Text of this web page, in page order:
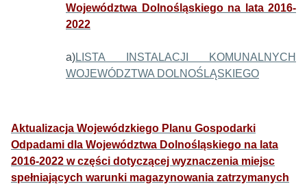
Województwa Dolnośląskiego na lata 2016-
2022
a)LISTA INSTALACJI KOMUNALNYCH
WOJEWÓDZTWA DOLNOŚLĄSKIEGO
Aktualizacja Wojewódzkiego Planu Gospodarki
Odpadami dla Województwa Dolnośląskiego na lata
2016-2022 w części dotyczącej wyznaczenia miejsc
spełniających warunki magazynowania zatrzymanych